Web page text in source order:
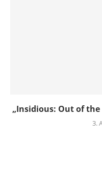
„Insidious: Out of
3.